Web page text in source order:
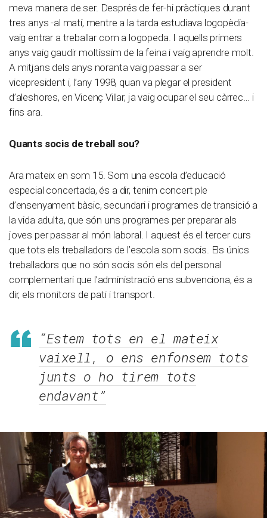
meva manera de ser. Després de fer-hi pràctiques durant
tres anys -al matí, mentre a la tarda estudiava logopèdia-
vaig entrar a treballar com a logopeda. I aquells primers
anys vaig gaudir moltíssim de la feina i vaig aprendre molt.
A mitjans dels anys noranta vaig passar a ser
vicepresident i, l’any 1998, quan va plegar el president
d’aleshores, en Vicenç Villar, ja vaig ocupar el seu càrrec… i
fins ara.
Quants socis de treball sou?
Ara mateix en som 15. Som una escola d’educació
especial concertada, és a dir, tenim concert ple
d’ensenyament bàsic, secundari i programes de transició a
la vida adulta, que són uns programes per preparar als
joves per passar al món laboral. I aquest és el tercer curs
que tots els treballadors de l’escola som socis. Els únics
treballadors que no són socis són els del personal
complementari que l’administració ens subvenciona, és a
dir, els monitors de pati i transport.
“Estem tots en el mateix
vaixell, o ens enfonsem tots
junts o ho tirem tots
endavant”